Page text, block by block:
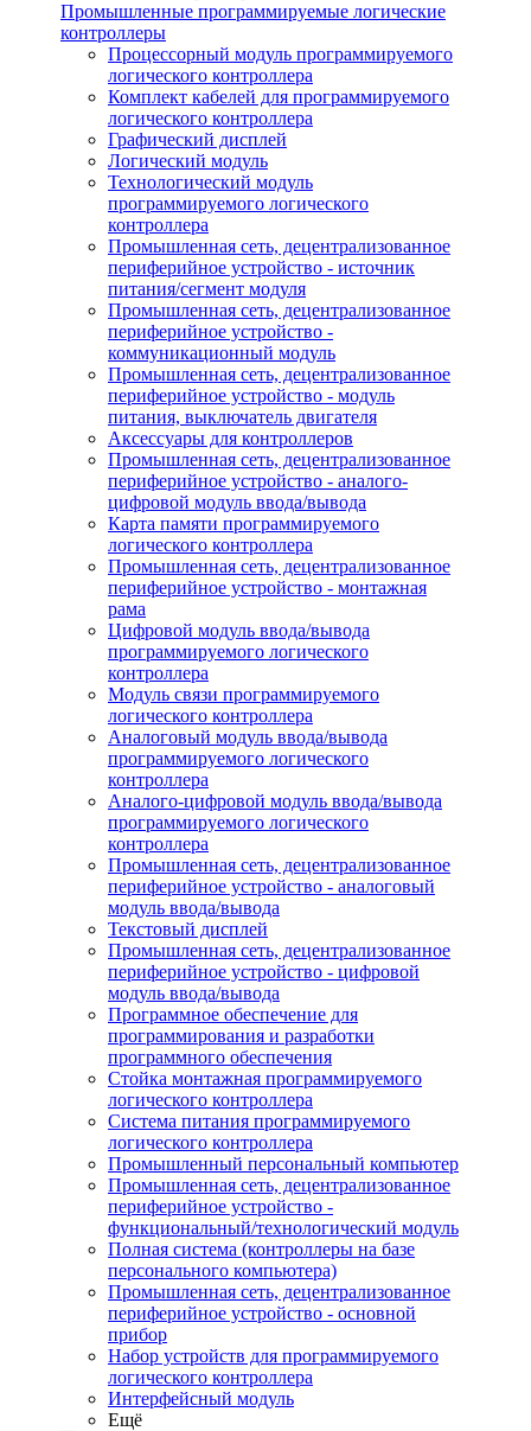
Промышленные программируемые логические
контроллеры
Процессорный модуль программируемого
логического контроллера
Комплект кабелей для программируемого
логического контроллера
Графический дисплей
Логический модуль
Технологический модуль
программируемого логического
контроллера
Промышленная сеть, децентрализованное
периферийное устройство - источник
питания/сегмент модуля
Промышленная сеть, децентрализованное
периферийное устройство -
коммуникационный модуль
Промышленная сеть, децентрализованное
периферийное устройство - модуль
питания, выключатель двигателя
Аксессуары для контроллеров
Промышленная сеть, децентрализованное
периферийное устройство - аналого-
цифровой модуль ввода/вывода
Карта памяти программируемого
логического контроллера
Промышленная сеть, децентрализованное
периферийное устройство - монтажная
рама
Цифровой модуль ввода/вывода
программируемого логического
контроллера
Модуль связи программируемого
логического контроллера
Аналоговый модуль ввода/вывода
программируемого логического
контроллера
Аналого-цифровой модуль ввода/вывода
программируемого логического
контроллера
Промышленная сеть, децентрализованное
периферийное устройство - аналоговый
модуль ввода/вывода
Текстовый дисплей
Промышленная сеть, децентрализованное
периферийное устройство - цифровой
модуль ввода/вывода
Программное обеспечение для
программирования и разработки
программного обеспечения
Стойка монтажная программируемого
логического контроллера
Система питания программируемого
логического контроллера
Промышленный персональный компьютер
Промышленная сеть, децентрализованное
периферийное устройство -
функциональный/технологический модуль
Полная система (контроллеры на базе
персонального компьютера)
Промышленная сеть, децентрализованное
периферийное устройство - основной
прибор
Набор устройств для программируемого
логического контроллера
Интерфейсный модуль
Ещё